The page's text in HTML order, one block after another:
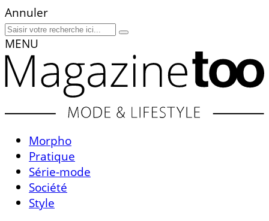
Annuler
MENU
Morpho
Pratique
Série-mode
Société
Style